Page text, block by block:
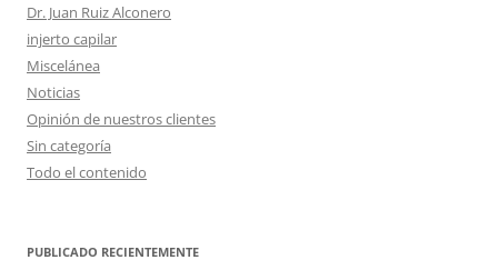
Dr. Juan Ruiz Alconero
injerto capilar
Miscelánea
Noticias
Opinión de nuestros clientes
Sin categoría
Todo el contenido
PUBLICADO RECIENTEMENTE